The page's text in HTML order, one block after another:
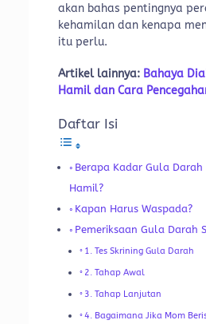
akan bahas pentingnya
kehamilan dan kenapa
itu perlu.
Artikel lainnya: Bahaya
Hamil dan Cara
Daftar Isi
Berapa Kadar Gula
Hamil?
Kapan Harus Waspada?
Pemeriksaan Gula Darah
1. Tes Skrining Gula Darah
2. Tahap Awal
3. Tahap Lanjutan
4. Bagaimana Jika Mom